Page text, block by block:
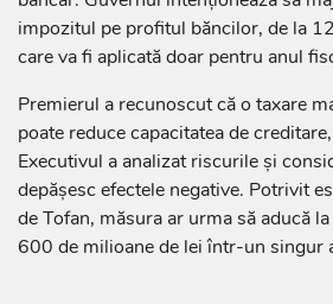
impozitul pe profitul băncilor, de la
care va fi aplicată doar pentru anul
Premierul a recunoscut că o taxare
poate reduce capacitatea de
Executivul a analizat riscurile și
depășesc efectele negative. Potrivit
de Tofan, măsura ar urma să aducă
600 de milioane de lei într-un singur